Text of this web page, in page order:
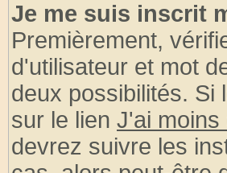
Je me suis inscrit
Premièrement,
d'utilisateur et mot
deux possibilités. Si
sur le lien J'ai moins
devrez suivre les